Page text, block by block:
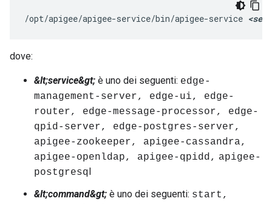
/opt/apigee/apigee-service/bin/apigee-service
dove:
&lt;service&gt; è uno dei seguenti: edge-
management-server, edge-ui, edge-
router, edge-message-processor, edge-
qpid-server, edge-postgres-server,
apigee-zookeeper, apigee-cassandra,
apigee-openldap, apigee-qpidd, apigee-
postgresql
&lt;command&gt; è uno dei seguenti: start,